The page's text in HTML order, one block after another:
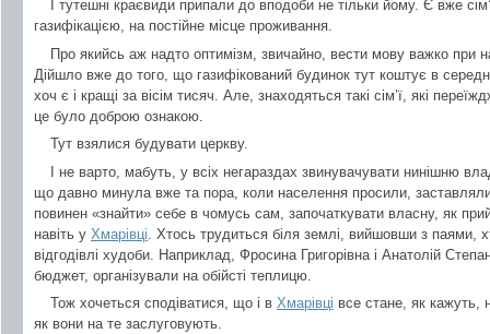
І тутешні краєвиди припали до вподоби не тільки йому. Є вже
газифікацією, на постійне місце проживання.
Про якийсь аж надто оптимізм, звичайно, вести мову важко при
Дійшло вже до того, що газифікований будинок тут коштує в
хоч є і кращі за вісім тисяч. Але, знаходяться такі сім’ї, які
це було доброю ознакою.
Тут взялися будувати церкву.
І не варто, мабуть, у всіх негараздах звинувачувати нинішню
що давно минула вже та пора, коли населення просили,
повинен «знайти» себе в чомусь сам, започаткувати власну, як
навіть у Хмарівці . Хтось трудиться біля землі, вийшовши з паями,
відгодівлі худоби. Наприклад, Фросина Григорівна і Анатолій
бюджет, організували на обійсті теплицю.
Тож хочеться сподіватися, що і в Хмарівці все стане, як кажуть,
як вони на те заслуговують.